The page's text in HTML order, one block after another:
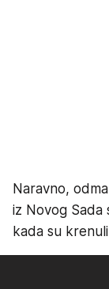
Naravno,
iz Novog Sada
kada su